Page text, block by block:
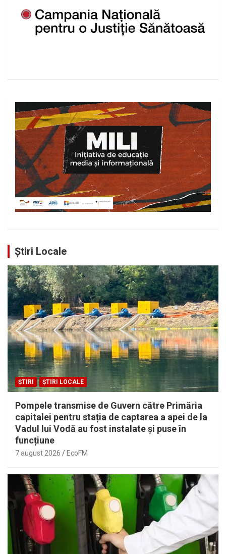
Știri Locale
ȘTIRI ȘTIRI LOCALE
Pompele transmise de Guvern către Primăria
capitalei pentru stația de captarea a apei de la
Vadul lui Vodă au fost instalate și puse în
funcțiune
7 august 2026 EcoFM